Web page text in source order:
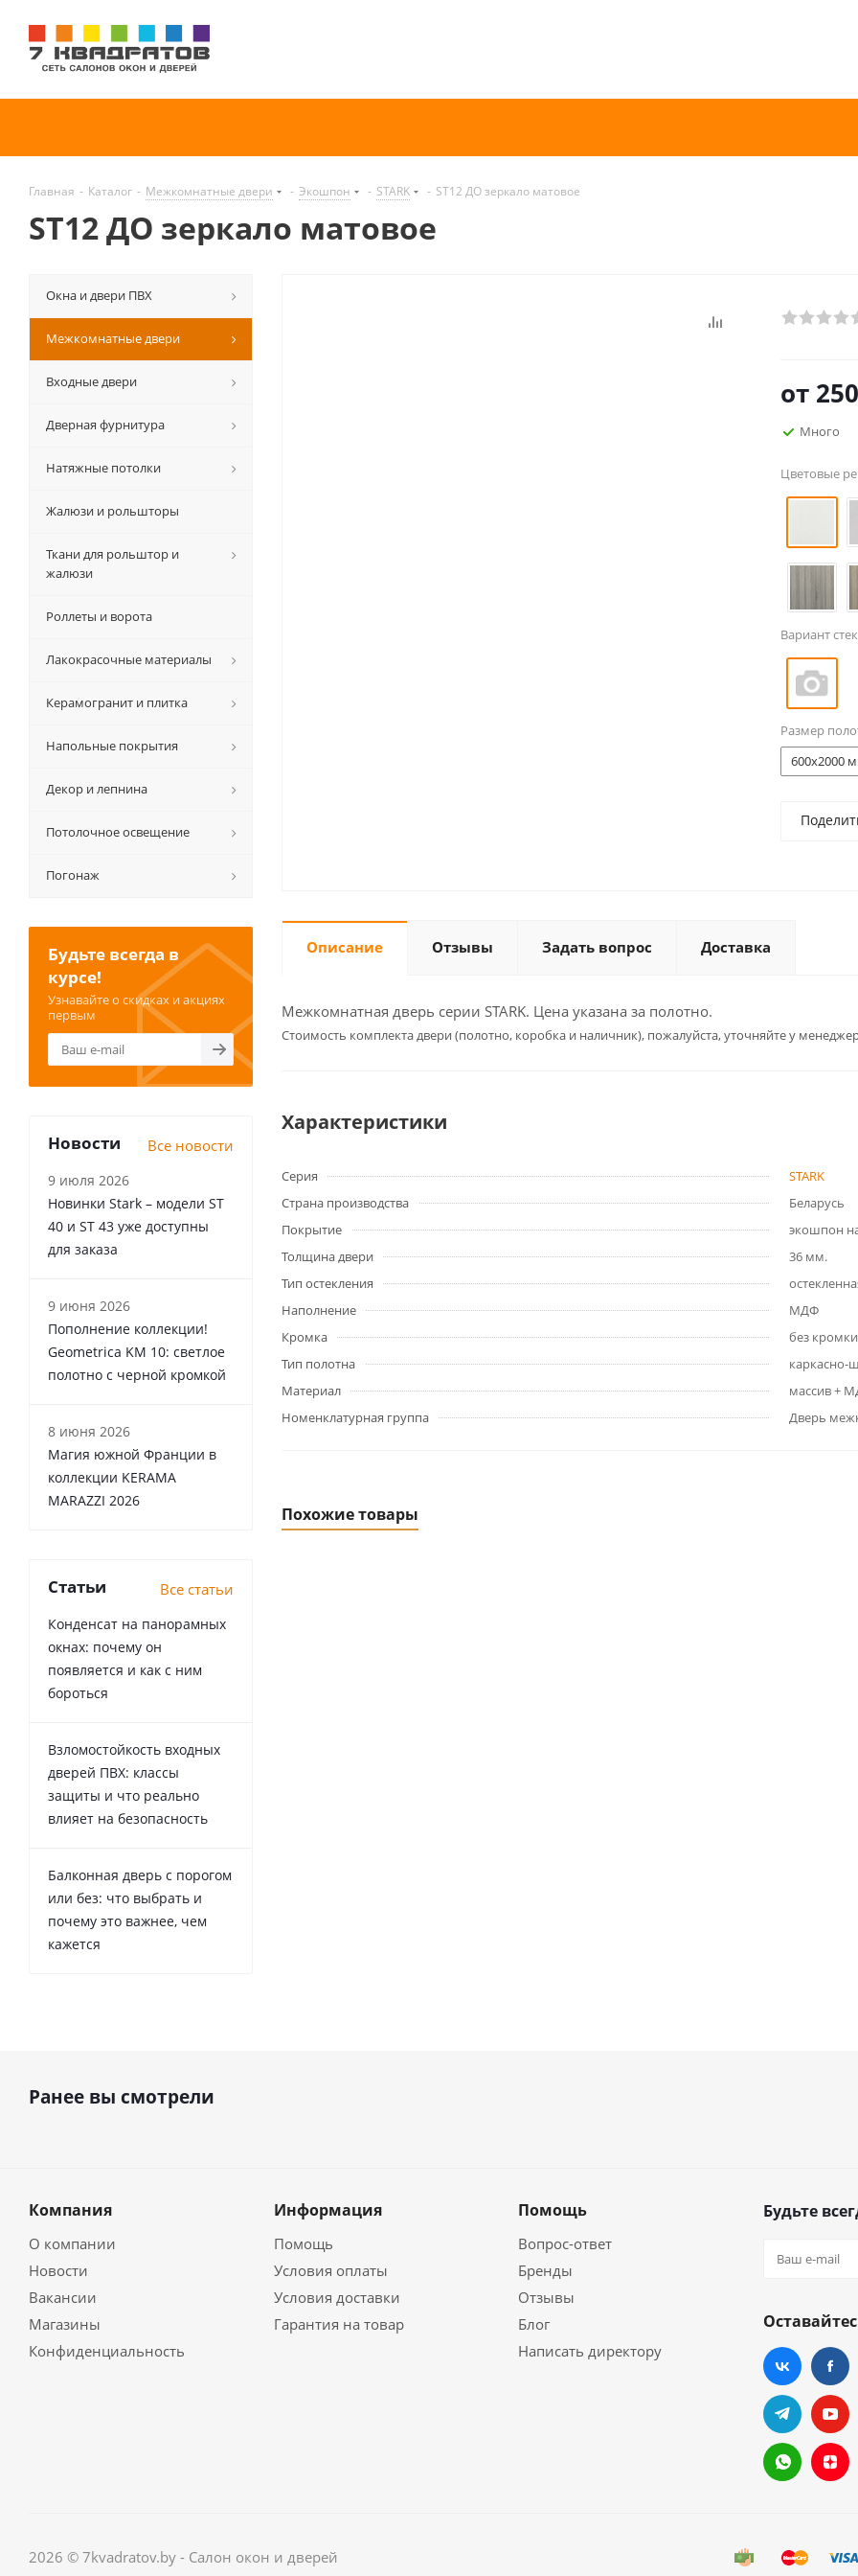
Главная - Каталог - Межкомнатные двери - Экошпон - STARK - ST12 ДО зеркало матовое
ST12 ДО зеркало матовое
от
Много
Цветовые
Вариант
Размер
600x2000
Описание Отзывы Задать вопрос Доставка
Межкомнатная дверь серии STARK. Цена указана за полотно.
Cтоимость комплекта двери (полотно, коробка и наличник), пожалуйста, уточняйте у
Характеристики
Серия
STARK
Страна производства
Беларусь
Покрытие
экошпон
Толщина двери
36 мм.
Тип остекления
Наполнение
МДФ
Кромка
без кромки
Тип полотна
каркасно-
Материал
массив +
Номенклатурная группа
Дверь
Похожие товары
Окна и двери ПВХ
Межкомнатные двери
Входные двери
Дверная фурнитура
Натяжные потолки
Жалюзи и рольшторы
Ткани для рольштор и
жалюзи
Роллеты и ворота
Лакокрасочные материалы
Керамогранит и плитка
Напольные покрытия
Декор и лепнина
Потолочное освещение
Погонаж
Будьте всегда в
курсе!
Узнавайте о скидках и акциях
первым
Новости Все новости
9 июля 2026
Новинки Stark – модели ST
40 и ST 43 уже доступны
для заказа
9 июня 2026
Пополнение коллекции!
Geometrica KM 10: светлое
полотно с черной кромкой
8 июня 2026
Магия южной Франции в
коллекции KERAMA
MARAZZI 2026
Статьи Все статьи
Конденсат на панорамных
окнах: почему он
появляется и как с ним
бороться
Взломостойкость входных
дверей ПВХ: классы
защиты и что реально
влияет на безопасность
Балконная дверь с порогом
или без: что выбрать и
почему это важнее, чем
кажется
Ранее вы смотрели
Компания
О компании
Новости
Вакансии
Магазины
Конфиденциальность
Информация
Помощь
Условия оплаты
Условия доставки
Гарантия на товар
Помощь
Вопрос-ответ
Бренды
Отзывы
Блог
Написать директору
Будьте
2026 © 7kvadratov.by - Салон окон и дверей